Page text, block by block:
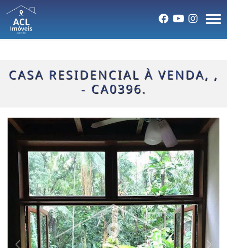
CASA RESIDENCIAL À VENDA, ,
- CA0396.